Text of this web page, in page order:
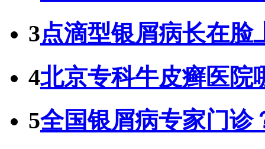
3点滴型银屑病长在脸
4北京专科牛皮癣医院
5全国银屑病专家门诊